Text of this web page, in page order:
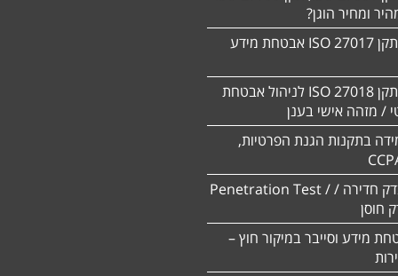
ומחיר הוגן?
הסמכה לתקן 27017 ISO אבטחת מידע
הסמכה לתקן ISO 27018 לניהול אבטחת
/ מזהה אישי בענן
בתקנות הגנת הפרטיות,
ביצוע מבדק חדירה / Penetration Test /
מידע וסייבר במיקור חוץ –